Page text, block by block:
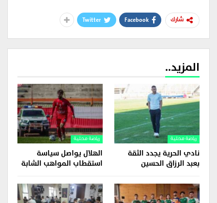
شارك Facebook
Twitter
المزيد..
رياضة محلية
نادي الحرية يجدد الثقة
بعبد الرزاق الحسين
رياضة محلية
الهلال يواصل سياسة
استقطاب المواهب الشابة